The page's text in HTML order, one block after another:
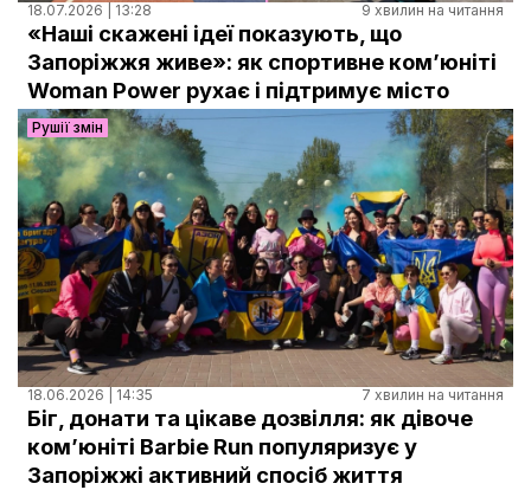
Правила використання матеріалів
Документи
18.07.2026 | 13:28 9 хвилин на читання
«Наші скажені ідеї показують, що
Запоріжжя живе»: як спортивне комʼюніті
Woman Power рухає і підтримує місто
Рушії змін
18.06.2026 | 14:35 7 хвилин на читання
Біг, донати та цікаве дозвілля: як дівоче
ком’юніті Barbie Run популяризує у
Запоріжжі активний спосіб життя